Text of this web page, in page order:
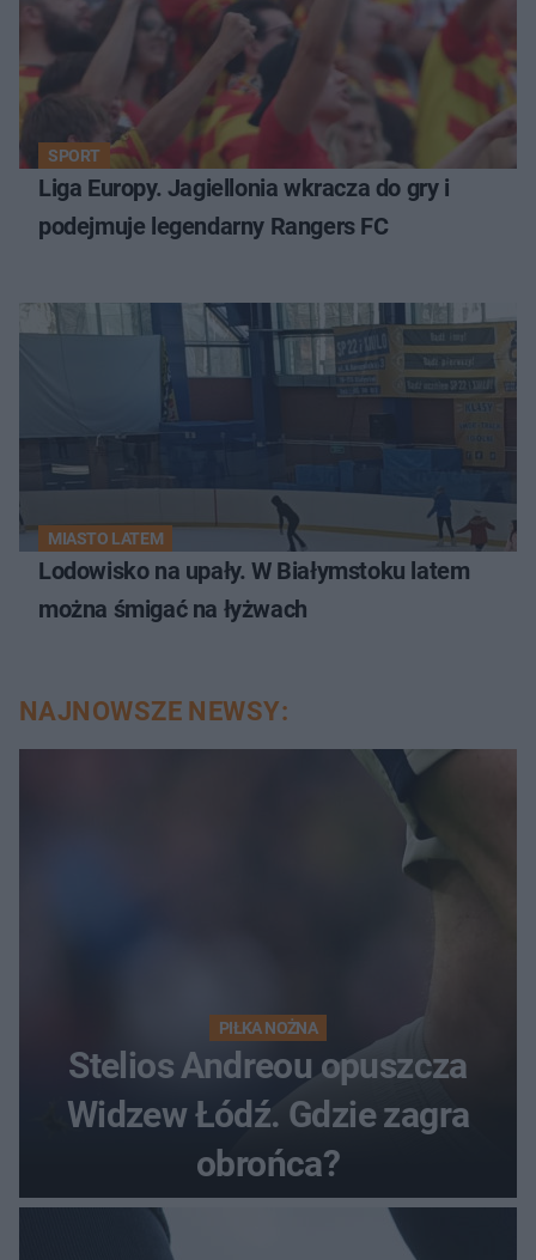
SPORT
Liga Europy. Jagiellonia wkracza do gry i
podejmuje legendarny Rangers FC
MIASTO LATEM
Lodowisko na upały. W Białymstoku latem
można śmigać na łyżwach
NAJNOWSZE NEWSY:
PIŁKA NOŻNA
Stelios Andreou opuszcza
Widzew Łódź. Gdzie zagra
obrońca?